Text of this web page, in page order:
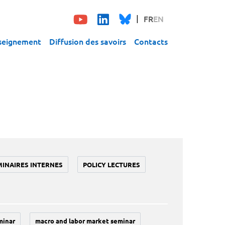
FREN
Diffusion des savoirs Contacts
INTERNES POLICY LECTURES
macro and labor market seminar